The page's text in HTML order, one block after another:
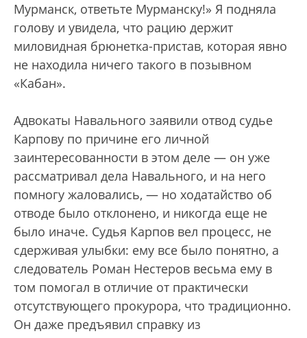
Мурманск, ответьте Мурманску!» Я подняла
голову и увидела, что рацию держит
миловидная брюнетка-пристав, которая явно
не находила ничего такого в позывном
«Кабан».
Адвокаты Навального заявили отвод судье
Карпову по причине его личной
заинтересованности в этом деле — он уже
рассматривал дела Навального, и на него
помногу жаловались, — но ходатайство об
отводе было отклонено, и никогда еще не
было иначе. Судья Карпов вел процесс, не
сдерживая улыбки: ему все было понятно, а
следователь Роман Нестеров весьма ему в
том помогал в отличие от практически
отсутствующего прокурора, что традиционно.
Он даже предъявил справку из